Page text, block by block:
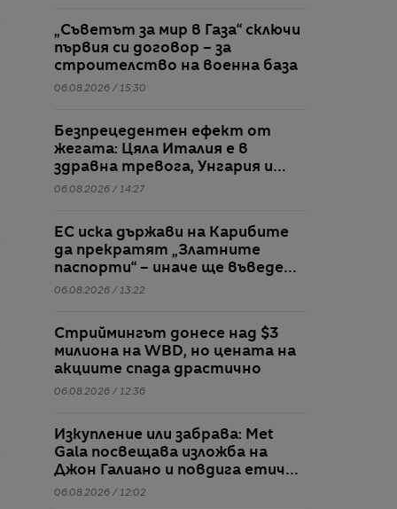
„Съветът за мир в Газа“ сключи
първия си договор – за
строителство на военна база
06.08.2026 / 15:30
Безпрецедентен ефект от
жегата: Цяла Италия е в
здравна тревога, Унгария и
Румъния пестят
06.08.2026 / 14:27
ЕС иска държави на Карибите
да прекратят „Златните
паспорти“ – иначе ще въведе
визи
06.08.2026 / 13:22
Стриймингът донесе над $3
милиона на WBD, но цената на
акциите спада драстично
06.08.2026 / 12:36
Изкупление или забрава: Met
Gala посвещава изложба на
Джон Галиано и повдига етични
въпроси
06.08.2026 / 12:02